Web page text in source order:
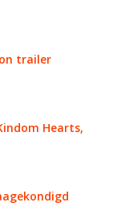
trailer
Hearts,